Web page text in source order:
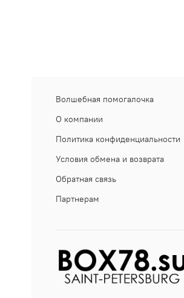
Волшебная помогалочка
О компании
Политика конфиденциальности
Условия обмена и возврата
Обратная связь
Партнерам